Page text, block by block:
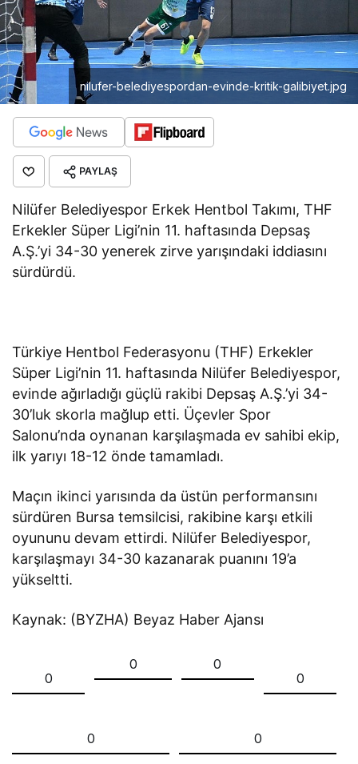
nilufer-belediyespordan-evinde-kritik-galibiyet.jpg
PAYLAŞ
Nilüfer Belediyespor Erkek Hentbol Takımı, THF
Erkekler Süper Ligi’nin 11. haftasında Depsaş
A.Ş.’yi 34-30 yenerek zirve yarışındaki iddiasını
sürdürdü.
Türkiye Hentbol Federasyonu (THF) Erkekler
Süper Ligi’nin 11. haftasında Nilüfer Belediyespor,
evinde ağırladığı güçlü rakibi Depsaş A.Ş.’yi 34-
30’luk skorla mağlup etti. Üçevler Spor
Salonu’nda oynanan karşılaşmada ev sahibi ekip,
ilk yarıyı 18-12 önde tamamladı.
Maçın ikinci yarısında da üstün performansını
sürdüren Bursa temsilcisi, rakibine karşı etkili
oyununu devam ettirdi. Nilüfer Belediyespor,
karşılaşmayı 34-30 kazanarak puanını 19’a
yükseltti.
Kaynak: (BYZHA) Beyaz Haber Ajansı
0
0
0
0
0 0